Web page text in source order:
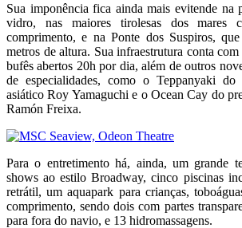
Sua imponência fica ainda mais evitende na
vidro, nas maiores tirolesas dos mares
comprimento, e na Ponte dos Suspiros,
metros de altura. Sua infraestrutura conta
bufês abertos 20h por dia, além de outros
de especialidades, como o Teppanyaki
asiático Roy Yamaguchi e o Ocean Cay do
Ramón Freixa.
Para o entretimento há, ainda, um grande
shows ao estilo Broadway, cinco piscinas
retrátil, um aquapark para crianças,
comprimento, sendo dois com partes
para fora do navio, e 13 hidromassagens.